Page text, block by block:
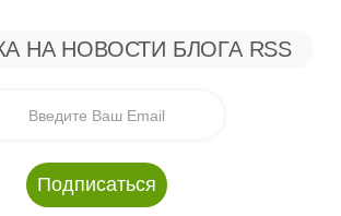
НА НОВОСТИ БЛОГА RSS